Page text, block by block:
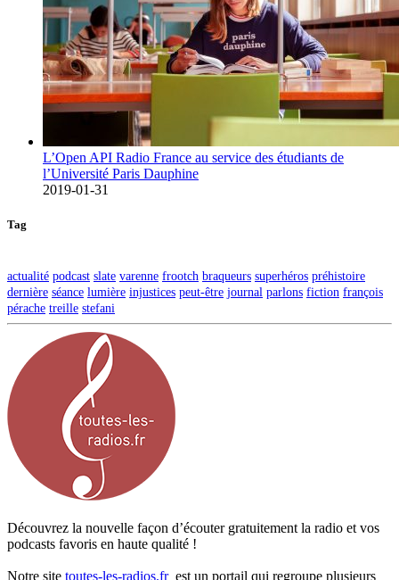
L’Open API Radio France au service des étudiants de
l’Université Paris Dauphine
2019-01-31
Tag
actualité podcast slate varenne frootch braqueurs superhéros préhistoire
dernière séance lumière injustices peut-être journal parlons fiction françois
pérache treille stefani
Découvrez la nouvelle façon d’écouter gratuitement la radio et vos
podcasts favoris en haute qualité !
Notre site toutes-les-radios.frest un portail qui regroupe plusieurs